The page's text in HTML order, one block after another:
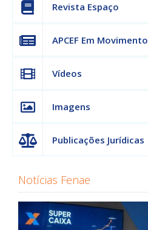
Revista Espaço
APCEF Em Movimento
Vídeos
Imagens
Publicações Jurídicas
Notícias Fenae